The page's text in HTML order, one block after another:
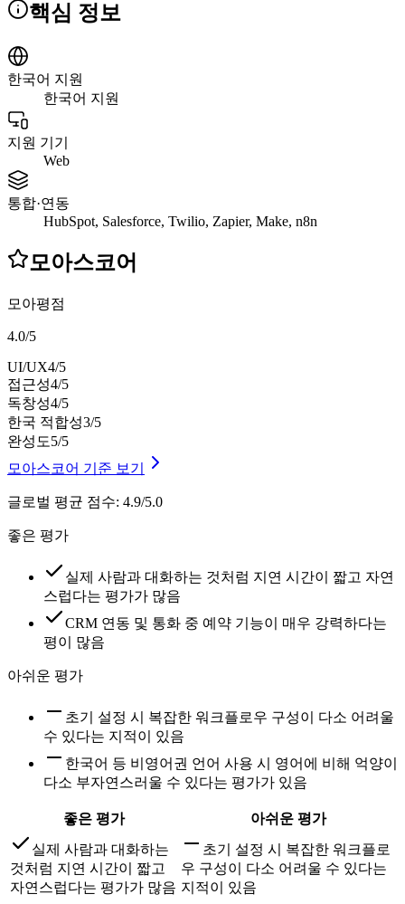
핵심 정보
한국어 지원
한국어 지원
지원 기기
Web
통합·연동
HubSpot, Salesforce, Twilio, Zapier, Make, n8n
모아스코어
모아평점
4.0/5
UI/UX4/5
접근성4/5
독창성4/5
한국 적합성3/5
완성도5/5
모아스코어 기준 보기
글로벌 평균 점수: 4.9/5.0
좋은 평가
실제 사람과 대화하는 것처럼 지연 시간이 짧고 자연
스럽다는 평가가 많음
CRM 연동 및 통화 중 예약 기능이 매우 강력하다는
평이 많음
아쉬운 평가
초기 설정 시 복잡한 워크플로우 구성이 다소 어려울
수 있다는 지적이 있음
한국어 등 비영어권 언어 사용 시 영어에 비해 억양이
다소 부자연스러울 수 있다는 평가가 있음
좋은 평가
아쉬운 평가
실제 사람과 대화하는
것처럼 지연 시간이 짧고
자연스럽다는 평가가 많음
초기 설정 시 복잡한 워크플로
우 구성이 다소 어려울 수 있다는
지적이 있음